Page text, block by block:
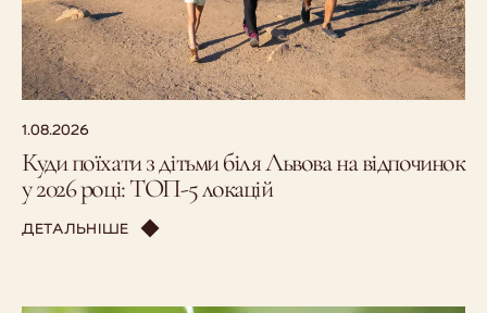
1.08.2026
Куди поїхати з дітьми біля Львова на відпочинок
у 2026 році: ТОП-5 локацій
ДЕТАЛЬНІШЕ